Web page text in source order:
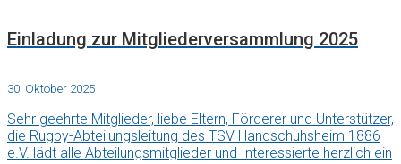
Einladung zur Mitgliederversammlung 2025
30. Oktober 2025
Sehr geehrte Mitglieder, liebe Eltern, Förderer und Unterstützer,
die Rugby-Abteilungsleitung des TSV Handschuhsheim 1886
e.V. lädt alle Abteilungsmitglieder und Interessierte herzlich ein